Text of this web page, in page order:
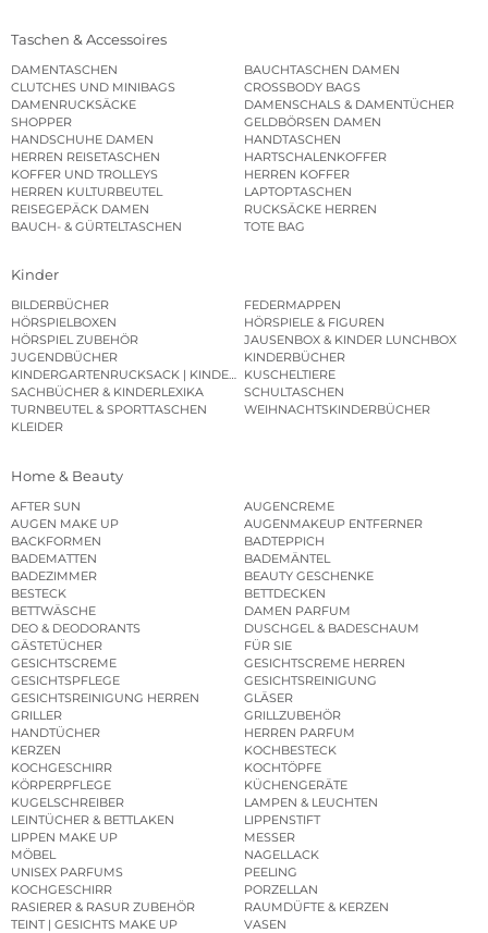
Taschen & Accessoires
DAMENTASCHEN
BAUCHTASCHEN DAMEN
CLUTCHES UND MINIBAGS
CROSSBODY BAGS
DAMENRUCKSÄCKE
DAMENSCHALS & DAMENTÜCHER
SHOPPER
GELDBÖRSEN DAMEN
HANDSCHUHE DAMEN
HANDTASCHEN
HERREN REISETASCHEN
HARTSCHALENKOFFER
KOFFER UND TROLLEYS
HERREN KOFFER
HERREN KULTURBEUTEL
LAPTOPTASCHEN
REISEGEPÄCK DAMEN
RUCKSÄCKE HERREN
BAUCH- & GÜRTELTASCHEN
TOTE BAG
Kinder
BILDERBÜCHER
FEDERMAPPEN
HÖRSPIELBOXEN
HÖRSPIELE & FIGUREN
HÖRSPIEL ZUBEHÖR
JAUSENBOX & KINDER LUNCHBOX
JUGENDBÜCHER
KINDERBÜCHER
KINDERGARTENRUCKSACK | KINDERGARTENBEUTEL
KUSCHELTIERE
SACHBÜCHER & KINDERLEXIKA
SCHULTASCHEN
TURNBEUTEL & SPORTTASCHEN
WEIHNACHTSKINDERBÜCHER
KLEIDER
Home & Beauty
AFTER SUN
AUGENCREME
AUGEN MAKE UP
AUGENMAKEUP ENTFERNER
BACKFORMEN
BADTEPPICH
BADEMATTEN
BADEMÄNTEL
BADEZIMMER
BEAUTY GESCHENKE
BESTECK
BETTDECKEN
BETTWÄSCHE
DAMEN PARFUM
DEO & DEODORANTS
DUSCHGEL & BADESCHAUM
GÄSTETÜCHER
FÜR SIE
GESICHTSCREME
GESICHTSCREME HERREN
GESICHTSPFLEGE
GESICHTSREINIGUNG
GESICHTSREINIGUNG HERREN
GLÄSER
GRILLER
GRILLZUBEHÖR
HANDTÜCHER
HERREN PARFUM
KERZEN
KOCHBESTECK
KOCHGESCHIRR
KOCHTÖPFE
KÖRPERPFLEGE
KÜCHENGERÄTE
KUGELSCHREIBER
LAMPEN & LEUCHTEN
LEINTÜCHER & BETTLAKEN
LIPPENSTIFT
LIPPEN MAKE UP
MESSER
MÖBEL
NAGELLACK
UNISEX PARFUMS
PEELING
KOCHGESCHIRR
PORZELLAN
RASIERER & RASUR ZUBEHÖR
RAUMDÜFTE & KERZEN
TEINT | GESICHTS MAKE UP
VASEN